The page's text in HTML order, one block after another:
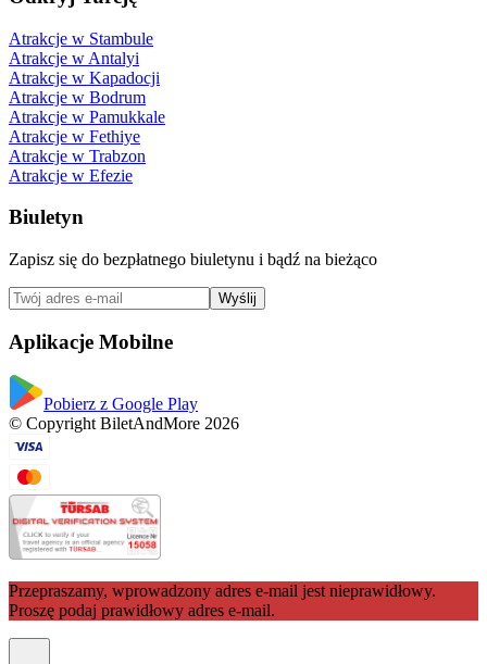
Atrakcje w Stambule
Atrakcje w Antalyi
Atrakcje w Kapadocji
Atrakcje w Bodrum
Atrakcje w Pamukkale
Atrakcje w Fethiye
Atrakcje w Trabzon
Atrakcje w Efezie
Biuletyn
Zapisz się do bezpłatnego biuletynu i bądź na bieżąco
Wyślij
Aplikacje Mobilne
Pobierz z Google Play
© Copyright BiletAndMore 2026
Przepraszamy, wprowadzony adres e-mail jest nieprawidłowy.
Proszę podaj prawidłowy adres e-mail.